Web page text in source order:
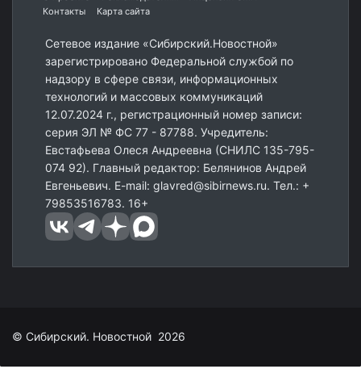
Контакты
Карта сайта
Сетевое издание «Сибирский.Новостной»
зарегистрировано Федеральной службой по
надзору в сфере связи, информационных
технологий и массовых коммуникаций
12.07.2024 г., регистрационный номер записи:
серия ЭЛ № ФС 77 - 87788. Учредитель:
Евстафьева Олеся Андреевна (СНИЛС 135-795-
074 92). Главный редактор: Белянинов Андрей
Евгеньевич. E-mail: glavred@sibirnews.ru. Тел.: +
79853516783. 16+
© Сибирский. Новостной 2026